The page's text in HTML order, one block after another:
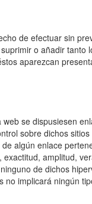
de efectuar sin
o añadir
aparezcan
se dispusiesen
sobre dichos
algún enlace
exactitud, amplitud,
de dichos
no implicará ningún